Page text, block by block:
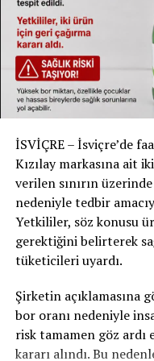
#TürkToplumu
#İsviçreTürkiye
RELATED TOPICS:
Federal Mahkeme,
Karşı Açtığı Davayı
Görüldü
DON'T MISS
Elektrikli Araç Pazarı
İSVİÇRE – İsviçre’de
Kızılay markasına ait
verilen sınırın
nedeniyle tedbir
Yetkililer, söz konusu
gerektiğini belirterek
tüketicileri uyardı.
Şirketin açıklamasına
bor oranı nedeniyle
risk tamamen göz ardı
kararı alındı. Bu